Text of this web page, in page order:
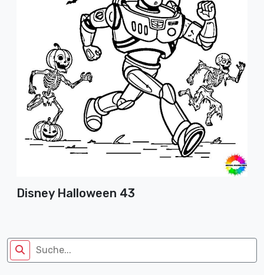
Disney Halloween 43